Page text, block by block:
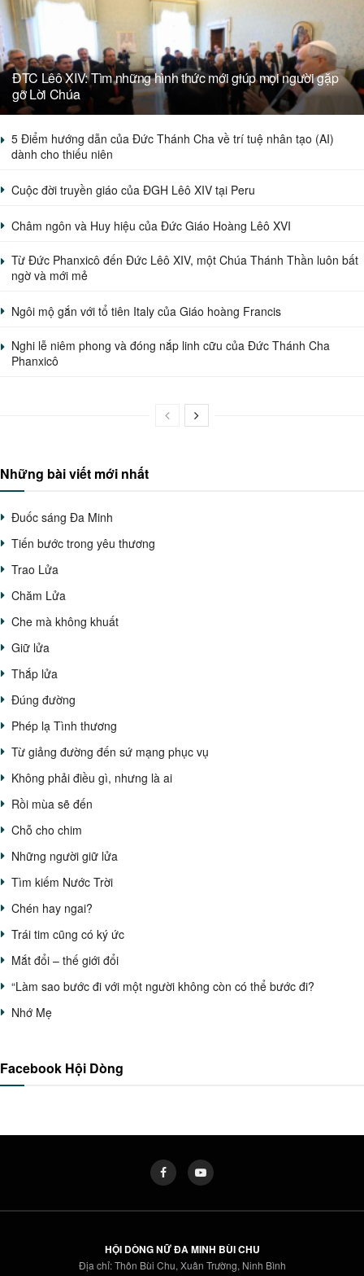
ĐTC Lêô XIV: Tìm những hình thức mới giúp mọi người gặp
gỡ Lời Chúa
5 Điểm hướng dẫn của Đức Thánh Cha về trí tuệ nhân tạo (AI)
dành cho thiếu niên
Cuộc đời truyền giáo của ĐGH Lêô XIV tại Peru
Châm ngôn và Huy hiệu của Đức Giáo Hoàng Lêô XVI
Từ Đức Phanxicô đến Đức Lêô XIV, một Chúa Thánh Thần luôn bất
ngờ và mới mẻ
Ngôi mộ gắn với tổ tiên Italy của Giáo hoàng Francis
Nghi lễ niêm phong và đóng nắp linh cữu của Đức Thánh Cha
Phanxicô
Những bài viết mới nhất
Đuốc sáng Đa Minh
Tiến bước trong yêu thương
Trao Lửa
Chăm Lửa
Che mà không khuất
Giữ lửa
Thắp lửa
Đúng đường
Phép lạ Tình thương
Từ giảng đường đến sứ mạng phục vụ
Không phải điều gì, nhưng là ai
Rồi mùa sẽ đến
Chỗ cho chim
Những người giữ lửa
Tìm kiếm Nước Trời
Chén hay ngai?
Trái tim cũng có ký ức
Mắt đổi – thế giới đổi
“Làm sao bước đi với một người không còn có thể bước đi?
Nhớ Mẹ
Facebook Hội Dòng
HỘI DÒNG NỮ ĐA MINH BÙI CHU
Địa chỉ: Thôn Bùi Chu, Xuân Trường, Ninh Bình